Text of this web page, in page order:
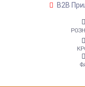
B2B